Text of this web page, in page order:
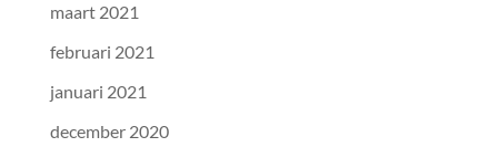
maart 2021
februari 2021
januari 2021
december 2020